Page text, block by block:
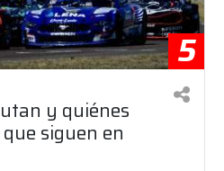
5
y quiénes
siguen en